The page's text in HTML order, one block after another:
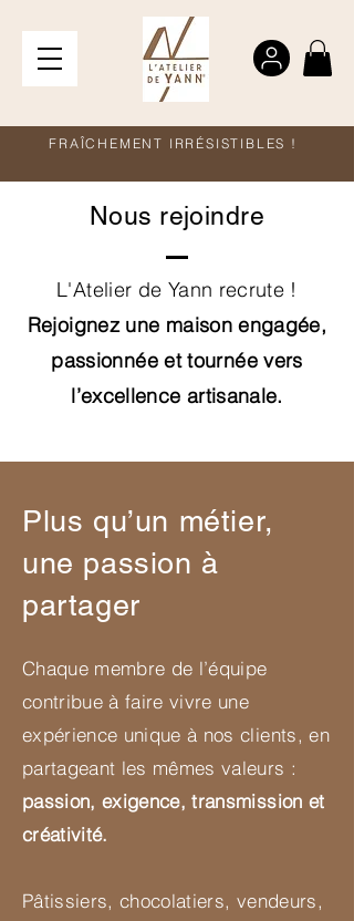
FRAÎCHEMENT IRRÉSISTIBLES !
Nous rejoindre
L'Atelier de Yann recrute !
Rejoignez une maison engagée,
passionnée et tournée vers
l’excellence artisanale.
Plus qu’un métier,
une passion à
partager
Chaque membre de l’équipe
contribue à faire vivre une
expérience unique à nos clients, en
partageant les mêmes valeurs :
passion, exigence, transmission et
créativité.
Pâtissiers, chocolatiers, vendeurs,